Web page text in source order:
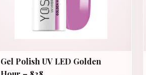
Gel Polish UV LED Golden